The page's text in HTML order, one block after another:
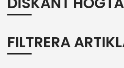
FILTRERA